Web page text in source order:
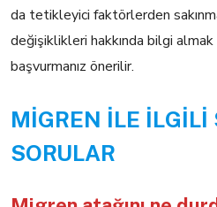
da tetikleyici faktörlerden
değişiklikleri hakkında bilgi almak
başvurmanız önerilir.
MİGREN İLE İLGİLİ
SORULAR